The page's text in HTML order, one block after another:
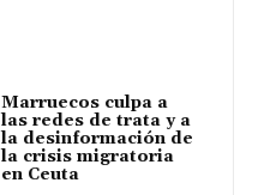
Marruecos culpa a
las redes de trata y a
la desinformación de
la crisis migratoria
en Ceuta